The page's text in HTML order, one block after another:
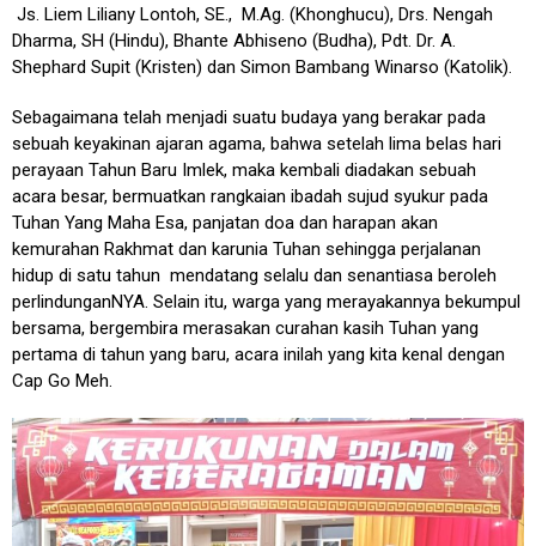
Js. Liem Liliany Lontoh, SE., M.Ag. (Khonghucu), Drs. Nengah
Dharma, SH (Hindu), Bhante Abhiseno (Budha), Pdt. Dr. A.
Shephard Supit (Kristen) dan Simon Bambang Winarso (Katolik).
Sebagaimana telah menjadi suatu budaya yang berakar pada
sebuah keyakinan ajaran agama, bahwa setelah lima belas hari
perayaan Tahun Baru Imlek, maka kembali diadakan sebuah
acara besar, bermuatkan rangkaian ibadah sujud syukur pada
Tuhan Yang Maha Esa, panjatan doa dan harapan akan
kemurahan Rakhmat dan karunia Tuhan sehingga perjalanan
hidup di satu tahun mendatang selalu dan senantiasa beroleh
perlindunganNYA. Selain itu, warga yang merayakannya bekumpul
bersama, bergembira merasakan curahan kasih Tuhan yang
pertama di tahun yang baru, acara inilah yang kita kenal dengan
Cap Go Meh.